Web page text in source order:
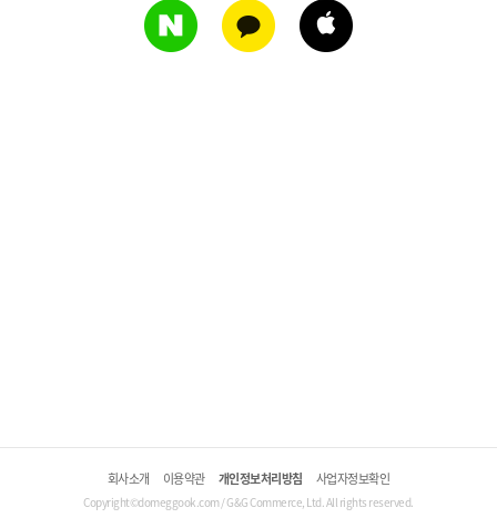
회사소개 이용약관 개인정보처리방침 사업자정보확인
Copyright©domeggook.com / G&G Commerce, Ltd. All rights reserved.